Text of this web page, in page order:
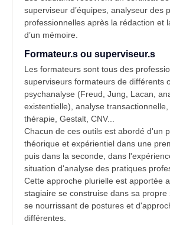
superviseur d’équipes, analyseur des
professionnelles après la rédaction et
d’un mémoire.
Formateur.s ou superviseur.s
Les formateurs sont tous des
superviseurs formateurs de différents
psychanalyse (Freud, Jung, Lacan,
existentielle), analyse transactionnelle,
thérapie, Gestalt, CNV...
Chacun de ces outils est abordé d'un
théorique et expérientiel dans une
puis dans la seconde, dans
situation d'analyse des pratiques
Cette approche plurielle est apportée
stagiaire se construise dans sa propre
se nourrissant de postures et
différentes.